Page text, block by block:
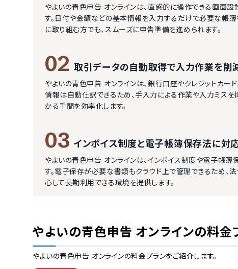
やよいの青色申告 オンラインは、直感的に操作できる画面
す。日付や金額などの基本情報を入力するだけで必要な帳
に取り組む方でも、スムーズに申告準備を進められます。
02 取引データの自動取得で入力作業を削
やよいの青色申告 オンラインは、銀行口座やクレジットカー
情報は自動仕訳できるため、手入力による作業や入力ミス
かる手間を効率化します。
03 インボイス制度と電子帳簿保存法に対
やよいの青色申告 オンラインは、インボイス制度や電子帳
す。電子保存が必要な書類もクラウド上で管理できるため、
心して長期利用できる環境を提供します。
やよいの青色申告 オンラインの料金
やよいの青色申告 オンラインの料金プランをご紹介します。